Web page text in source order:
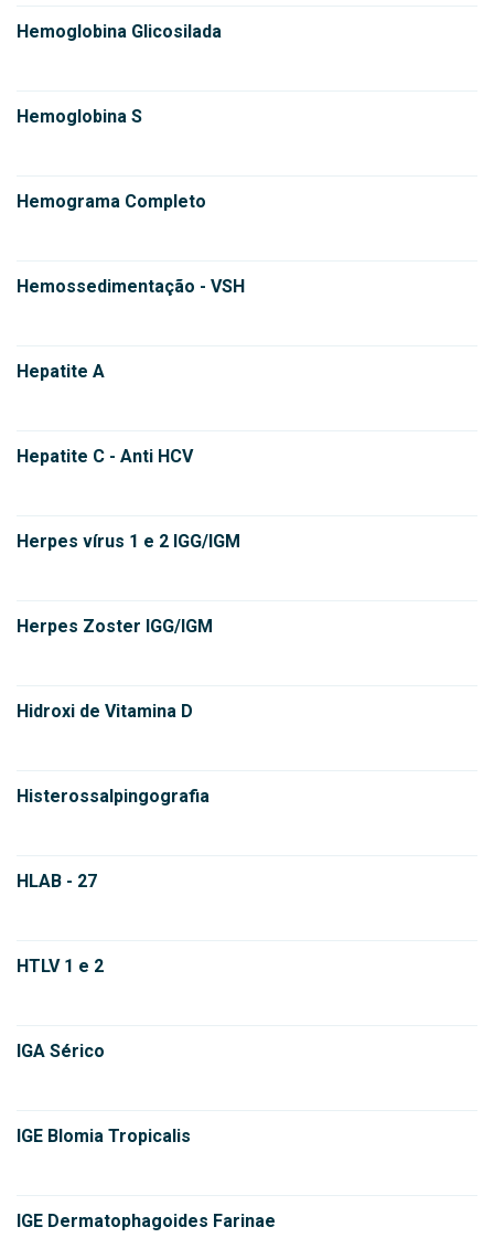
Hemoglobina Glicosilada
Hemoglobina S
Hemograma Completo
Hemossedimentação - VSH
Hepatite A
Hepatite C - Anti HCV
Herpes vírus 1 e 2 IGG/IGM
Herpes Zoster IGG/IGM
Hidroxi de Vitamina D
Histerossalpingografia
HLAB - 27
HTLV 1 e 2
IGA Sérico
IGE Blomia Tropicalis
IGE Dermatophagoides Farinae